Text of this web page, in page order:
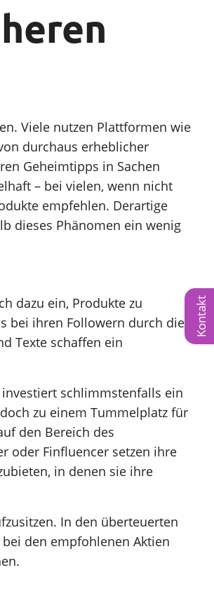
Viele nutzen Plattformen wie
durchaus erheblicher
Geheimtipps in Sachen
– bei vielen, wenn nicht
empfehlen. Derartige
dieses Phänomen ein wenig
dazu ein, Produkte zu
bei ihren Followern durch die
Texte schaffen ein
schlimmstenfalls ein
zu einem Tummelplatz für
den Bereich des
oder Finfluencer setzen ihre
in denen sie ihre
In den überteuerten
den empfohlenen Aktien
Kontakt